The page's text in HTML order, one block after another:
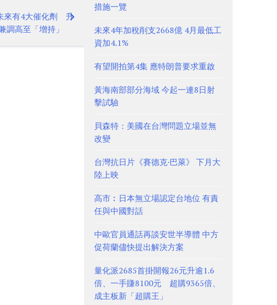
來有4大催化劑 升
調高至「增持」
措施一覽
未來4年加稅削支2668億 4月最低工
資加4.1%
有望開拍第4集 應特朗普要求重啟
黃海南部部分海域 今起一連8日射
擊試驗
貝森特：美國在台灣問題立場並無
改變
台灣抗日片《賽德克·巴萊》 下月大
陸上映
高市︰日本無立場認定台地位 有責
任與中國對話
中歐官員通話再談安世半導體 中方
促荷蘭儘快提出解決方案
量化派2685首掛開報26元升逾1.6
倍、一手賺8100元 超購9365倍、
成主板新「超購王」